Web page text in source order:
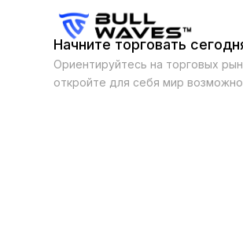
Начните торговать
Ориентируйтесь на торговых
откройте для себя мир